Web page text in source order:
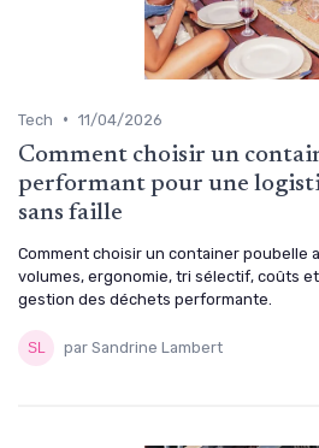
Tech • 11/04/2026
Comment choisir un
performant pour une
sans faille
Comment choisir un container poubelle
volumes, ergonomie, tri sélectif, coûts
gestion des déchets performante.
par Sandrine Lambert